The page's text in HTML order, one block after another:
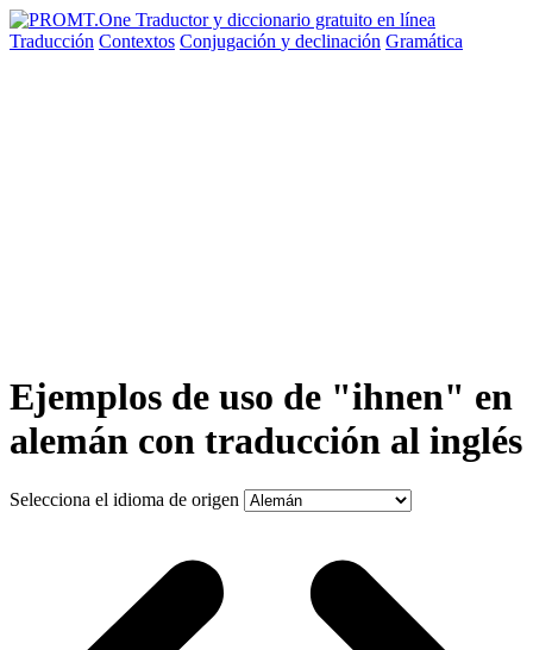
Traducción Contextos Conjugación y declinación Gramática
Ejemplos de uso de "ihnen" en
alemán con traducción al inglés
Selecciona el idioma de origen